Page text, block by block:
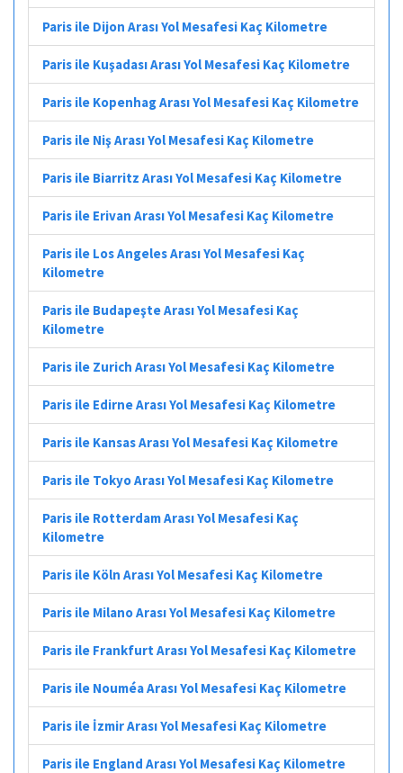
Paris ile Dijon Arası Yol Mesafesi Kaç Kilometre
Paris ile Kuşadası Arası Yol Mesafesi Kaç Kilometre
Paris ile Kopenhag Arası Yol Mesafesi Kaç Kilometre
Paris ile Niş Arası Yol Mesafesi Kaç Kilometre
Paris ile Biarritz Arası Yol Mesafesi Kaç Kilometre
Paris ile Erivan Arası Yol Mesafesi Kaç Kilometre
Paris ile Los Angeles Arası Yol Mesafesi Kaç
Kilometre
Paris ile Budapeşte Arası Yol Mesafesi Kaç
Kilometre
Paris ile Zurich Arası Yol Mesafesi Kaç Kilometre
Paris ile Edirne Arası Yol Mesafesi Kaç Kilometre
Paris ile Kansas Arası Yol Mesafesi Kaç Kilometre
Paris ile Tokyo Arası Yol Mesafesi Kaç Kilometre
Paris ile Rotterdam Arası Yol Mesafesi Kaç
Kilometre
Paris ile Köln Arası Yol Mesafesi Kaç Kilometre
Paris ile Milano Arası Yol Mesafesi Kaç Kilometre
Paris ile Frankfurt Arası Yol Mesafesi Kaç Kilometre
Paris ile Nouméa Arası Yol Mesafesi Kaç Kilometre
Paris ile İzmir Arası Yol Mesafesi Kaç Kilometre
Paris ile England Arası Yol Mesafesi Kaç Kilometre